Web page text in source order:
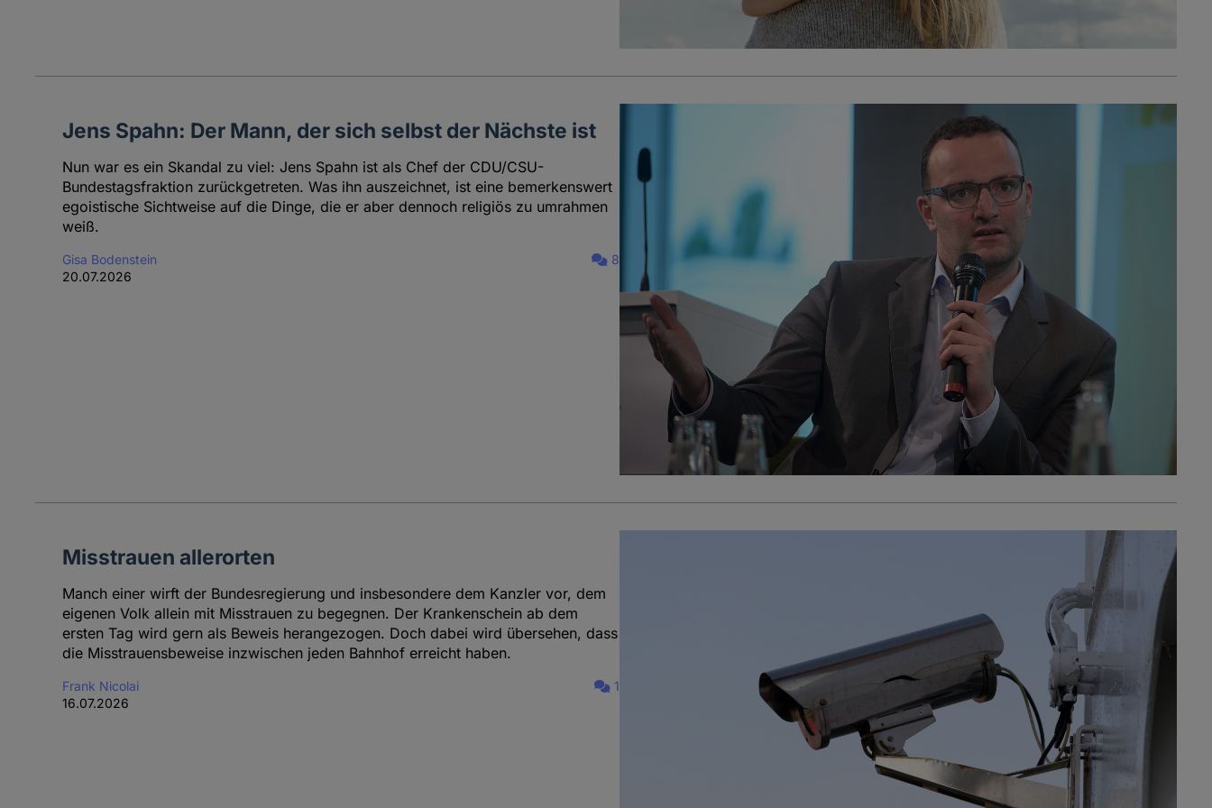
Jens Spahn: Der Mann, der sich selbst der Nächste ist
Nun war es ein Skandal zu viel: Jens Spahn ist als Chef der CDU/CSU-
Bundestagsfraktion zurückgetreten. Was ihn auszeichnet, ist eine bemerkenswert
egoistische Sichtweise auf die Dinge, die er aber dennoch religiös zu umrahmen
weiß.
Gisa Bodenstein
20.07.2026
8
Misstrauen allerorten
Manch einer wirft der Bundesregierung und insbesondere dem Kanzler vor, dem
eigenen Volk allein mit Misstrauen zu begegnen. Der Krankenschein ab dem
ersten Tag wird gern als Beweis herangezogen. Doch dabei wird übersehen, dass
die Misstrauensbeweise inzwischen jeden Bahnhof erreicht haben.
Frank Nicolai
16.07.2026
1